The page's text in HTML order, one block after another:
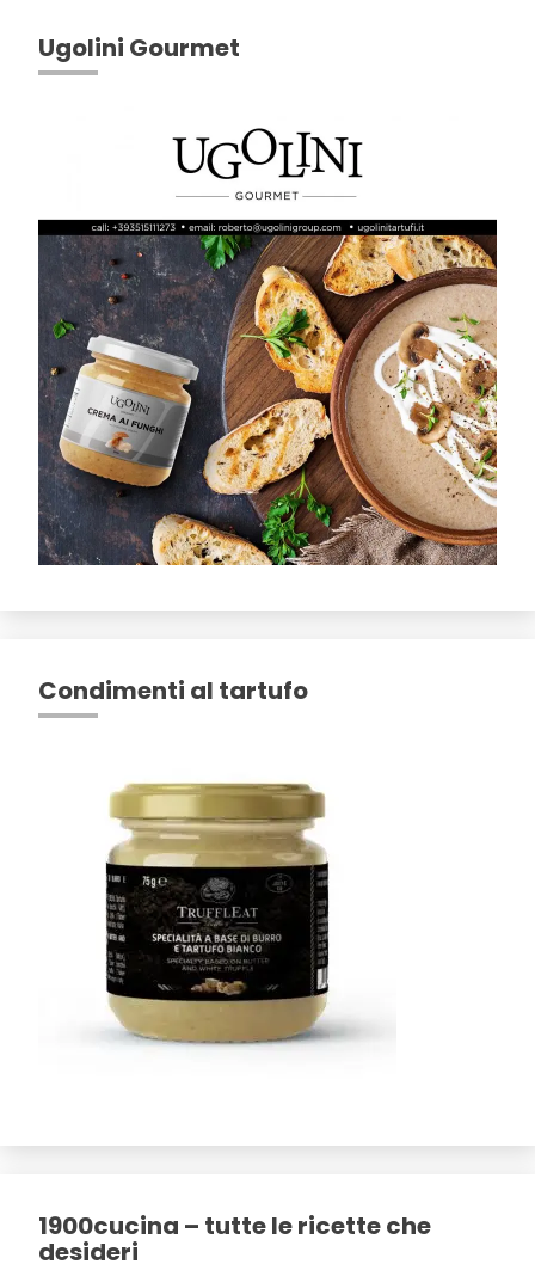
Ugolini Gourmet
Condimenti al tartufo
1900cucina – tutte le ricette che
desideri